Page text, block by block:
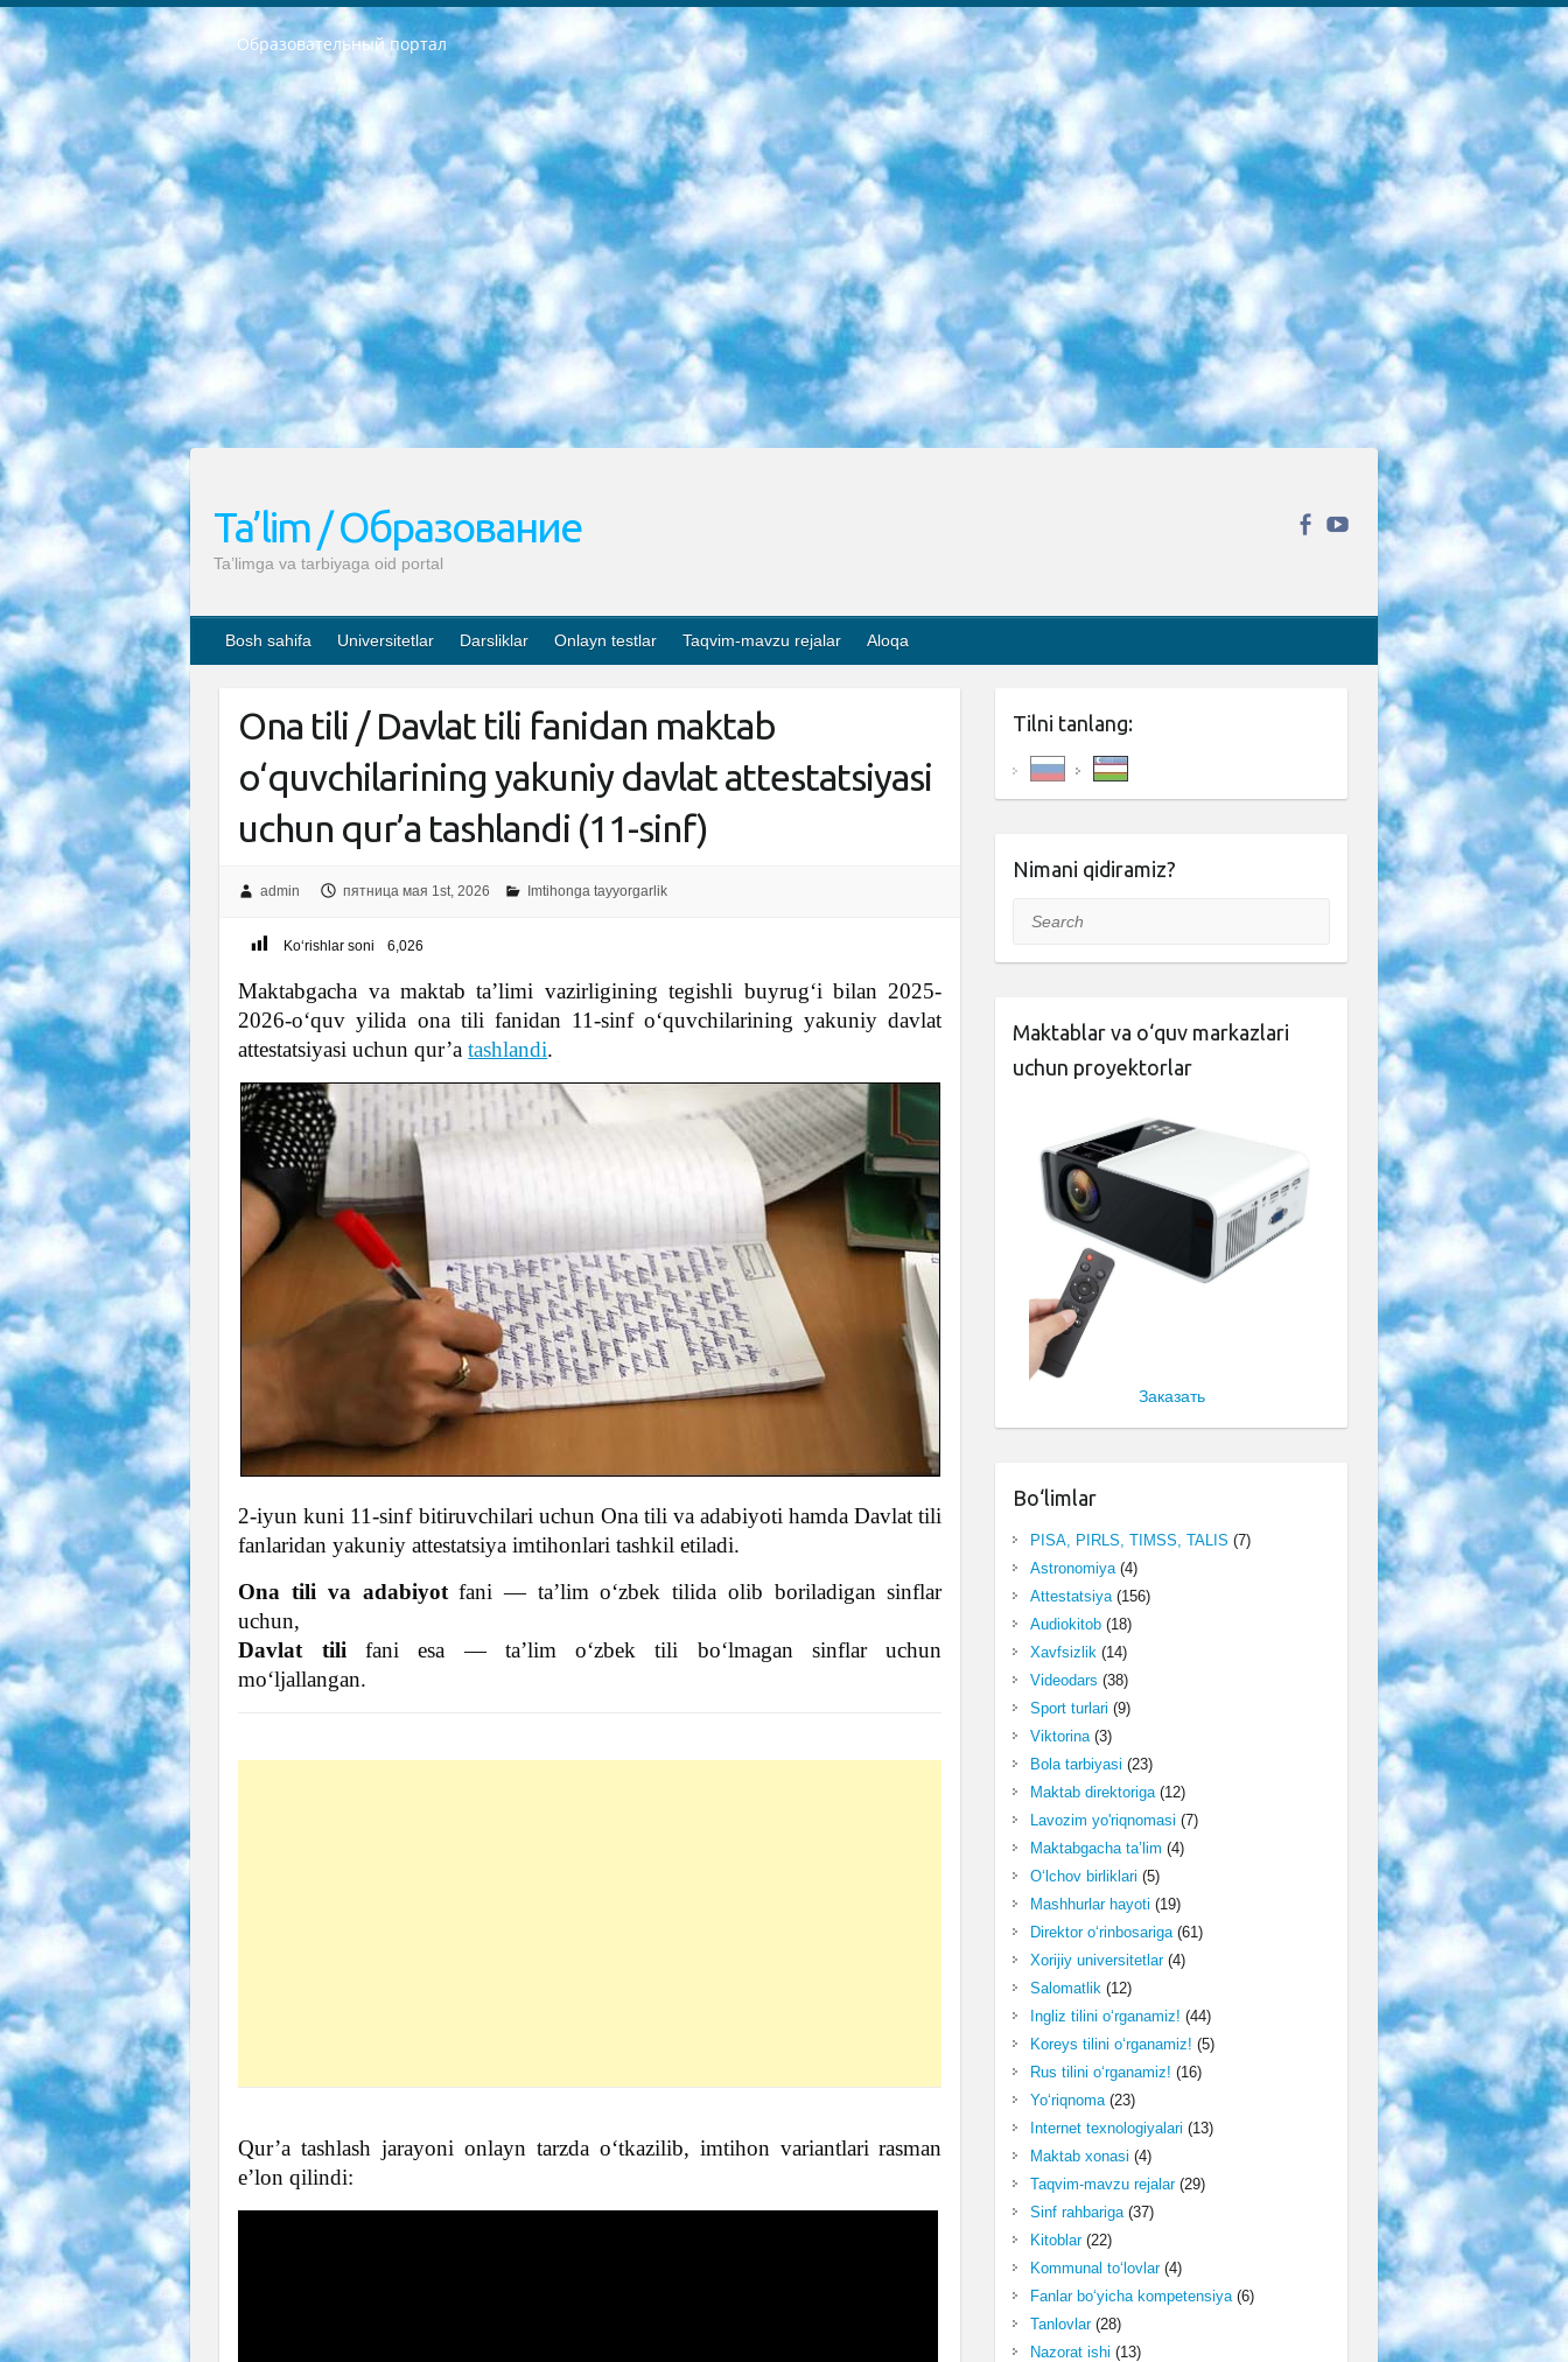
Образовательный портал
РЕСПУБЛИКА УЗБЕКИСТАН МИНИСТРЕРСТВО ДОШКОЛЬНОГО И ШКОЛЬНОГО ОБРАЗОВАНИЯ КОМАНДА в общеобразовательных учреждениях в 2023-2024 учебном году организация и проведение итоговой государственной аттестации обучающихся о Министра дошкольного и школьного образования Республики Узбекистан от 4 марта 2008 года (постановлением Минюста от 20 марта 2008 года № 1778 государственной регистрации) «Итоговое состояние учащихся общего среднего образования на основании положения об утверждении положения об аттестации общего среднего образования выпускной экзамен студентов в образовательных учреждениях в 2023-2024 учебном году В целях организации и прохождения аттестации приказываю: 1. Следующее: перечень предметов, по которым будет проводиться итоговая государственная аттестация и экзамен формы перевода согласно приложению 1; сертификаты международного образца, оценивающие уровень владения иностранными языками перечень согласно приложению 2; 2. Педагогический при специализированных образовательных учреждениях. научно-практический центр квалификации и международной оценки (Д.Давидова) 2024 г. До 25 марта: задания по предметам, по которым будет проводиться итоговая аттестация разработка и утверждение технических условий; итоговая аттестация на основании разработанного предметного задания разработка вопросов по предметам (устно и письменно), экзамен передача; общеобразовательные средние школы и специальные учебные заведения учащиеся выпускных классов школ и интернатов в агентской системе подготовка базы данных экзаменационных материалов и критериев оценки; перевод базы экзаменационных материалов на все языки обучения подать в Республиканский образовательный центр для изготовления; варианты экзаменов на основе разработанных контрольных материалов пусть будут поставлены задачи формирования. 3. Республиканский образовательный центр (Ш.Худайкулов) до 5 апреля 2024 года. до: база данных предоставленных экзаменационных материалов на все языки обучения перевод и экспертиза; для слепых, слабовидящих, глухих, слабослышащих и умственно отсталых детей учащиеся выпускных классов специализированных школ и школ-интернатов база данных экзаменационных материалов на всех преподаваемых языках подготовка критериев оценки; специализированные школы для умственно отсталых детей и технологии для учащихся выпускных классов школ-интернатов разработка соответствующих рекомендаций и критериев проведения ЕГЭ по естествознанию давать задания. 4. Педагогический при специализированных образовательных учреждениях. Научно-практический центр навыков и международной оценки (Д.Давидова), Республика образовательный центр (Худайкулов Ш.) итоговый государственный аттестационный экзамен ориентирован на творческое и логическое мышление при подготовке базы материалов учитывать введение заданий. 5. Следует отметить, что: сертификат государственного образца о знании общеобразовательного предмета и как минимум национальный уровень B1 по предметам на иностранных языках, указанным в Приложении 2. или международно признанный сертификат эквивалентного уровня студенты, изучающие определенный предмет, освобождаются от экзамена; по соответствующим предметам запланирована итоговая государственная аттестация за день до дня, путем жеребьевки Рабочей группой (в письменной форме по предметам, проводимым в форме) из числа сформированных вариантов выбрано 2 варианта; 2 выбранных варианта экзамена анонсированы на официальном сайте министерства и все выпускники по всей стране на основе этих вариантов проводит итоговую государственную аттестацию. 6. Государственное образование учащихся средних общеобразовательных учреждений. знания в соответствии с квалификационными требованиями, которые необходимо приобрести на основании стандартов итоговый (выпускной) контроль для 9 и 11 классов в целях тестирования Экзамены (далее – экзамены) состоят из предметов, перечисленных в приложении 1. будет сделано. 7. Экзамены пройдут с 26 мая по 15 июня 2024 г. (кроме науки физического воспитания). 8. Физическая для учащихся 9 классов общесредних образовательных учреждений. Экзамены по предмету «Образование, квалификация медицина» 1-6 мая 2024 года. сотрудники перевести под присмотр (с отклонениями в физическом или умственном развитии) специализированная школа для детей, школы-интернаты и со сколиозом школы-интернаты санаторного типа для больных детей исключены). 9. Он был слепым, слабовидящим и имел нарушения опорно-двигательного аппарата. экзамены в специализированных школах и интернатах для детей должны проводиться исходя из требований, предъявляемых к общеобразовательным учреждениям (физкультура кроме науки). 10. Специализированная школа для глухих и слабослышащих детей. и экзамены в интернатах и быть реализован в виде письменного теста по математике. 11. Специальность для умственно отсталых детей. Для 9 класса Родной язык и литературное письмо Государственный язык (язык обучения – узбекский). для неклассов) написано Математическое письмо Письменная/устная история Узбекистана Физическое воспитание практично Итоговый контроль Для 11 класса Написание родного языка и литературы (эссе) Математическое письмо Узбекский язык (обучение на узбекском языке) не посещающее общее среднее образование для учреждений)/Образовательное учреждение выбор письменный и устный Иностранный язык письменный/устный Письменная/устная история Узбекистана *По выбору студента:  Химия  Физика  Основы государственного права  География 10 бесплатных образовательных ресурсов - Мы составили подборку онлайн-проектов с интерактивными упражнениями, видеолекциями и статьями. Они помогут вам обрести новые и освежить старые знания бесплатно. 1. «ИНТУИТ» Старейшая образовательная площадка Рунета. Здесь вы найдёте сотни текстовых и видеокурсов на десятки различных тем — от программирования до психологии. Многие курсы подготовлены российскими университетами и крупными международными компаниями вроде Intel и Microsoft. Самостоятельное обучение бесплатное, но желающие могут оплатить услуги персональных наставников. 2. «Смартия» знакомит с актуальными профессиями и подсказывает, как им обучаться. Выбрав заинтересовавшую вас специальность — SMM-специалист, фотограф, веб-дизайнер или другую, — увидите список необходимых для неё умений. Чтобы вы могли освоить их самостоятельно, для каждого умения площадка отображает подборку ссылок на учебные материалы. Хотя «Смартия» ориентируется на русскоязычную аудиторию, часть контента всё же доступна только на английском. 3. «Лекторий Физтеха» Проект Московского физико-технического института (Физтеха). С его помощью вы можете смотреть онлайн серии лекций, записанные на видео в этом вузе. В числе доступных предметов — физика, биология, химия, информационные технологии и другие. К некоторым лекциям администрация ресурса прилагает готовые конспекты, которые можно скачивать в PDF-формате. 4. ITMOcourses Онлайн-площадка Санкт-Петербургского национального исследовательского университета информационных технологий, механики и оптики (ИТМО). Ресурс предоставляет свободный доступ к курсам, разработанным в этом вузе. Каталог материалов разбит на четыре категории: «Оптические системы и технологии», «Приборостроение и робототехника», «Информационные технологии» и «Биотехнологии». Курсы состоят из видеолекций, интерактивных демонстраций и заданий. 5. «КиберЛенинка» Электронная научная библиотека открытого доступа. Каталог площадки регулярно обрастает текстами статей из различных научных изданий. Сгруппированные по журналам и рубрикам публикации можно читать онлайн или скачивать целиком в PDF-формате. Проект нацелен на популяризацию науки за счёт открытого доступа к качественной информации. 6. «ПостНаука» На этом ресурсе публикуют подборки видеолекций, составленные экспертами из разных отраслей и объединённые общими темами. Среди них, к примеру, есть серии «Биоинформатика и геномика», «Культура средневековой Скандинавии» и Cinema Studies о теории кино. Каждая подборка лекций — логически связанная история, рассказанная экспертом от первого лица. Кроме того, на сайте появляются научно-образовательные статьи и тесты на разные темы. 7. «Newочём» Команда проекта «Newочём» отбирает самые интересные тексты из англоязычных СМИ и переводит те из них, за которые голосуют участники сообщества «ВКонтакте». По большей части это научно-популярные статьи. Редакторы придумывают лишь заголовки, в остальном содержание переводов соответствует оригиналам. Полные тексты можно читать прямо в социальной сети. 8. InternetUrok Онлайн-база материалов по основным дисциплинам школьной программы. Информация на сайте структурирована по классам, предметам и темам (урокам). Каждый урок состоит из видеолекций и конспектов. Есть также интерактивные тренажёры и тесты для закрепления пройденного материала. Даже если вы давно окончили школу, возможность повторить программу старших классов всегда может пригодиться. 9. Edutainme Ещё один ресурс об образовании. В отличие от Newtonew, как мне кажется, Edutainme больше ориентируется на представителей индустрии: педагогов, предпринимателей, разработчиков образовательных проектов. Но и любой, кто просто стремится к саморазвитию, найдёт на сайте много полезного и интересного для себя. Например, информацию о новых курсах и образовательных сервисах. 10. Newtonew Онлайн-медиа об образовании и обучении в широком смысле. Авторы Newtonew пишут об инструментах, заведениях, тактиках и стратегиях, которые помогают учить других и получать новые знания самостоятельно. На этой площадке вы найдёте новости, обзоры, аналитические мат
Ta’lim / Образование
Ta’limga va tarbiyaga oid portal
Bosh sahifa Universitetlar Darsliklar Onlayn testlar Taqvim-mavzu rejalar Aloqa
Ona tili / Davlat tili fanidan maktab
o‘quvchilarining yakuniy davlat attestatsiyasi
uchun qur’a tashlandi (11-sinf)
admin пятница мая 1st, 2026 Imtihonga tayyorgarlik
Ko‘rishlar soni 6,026
Maktabgacha va maktab taʼlimi vazirligining tegishli buyrugʻi bilan 2025-
2026-oʻquv yilida ona tili fanidan 11-sinf o‘quvchilarining yakuniy davlat
attestatsiyasi uchun qur’atashlandi.
2-iyun kuni 11-sinf bitiruvchilari uchun Ona tili va adabiyoti hamda Davlat tili
fanlaridan yakuniy attestatsiya imtihonlari tashkil etiladi.
Ona tili va adabiyotfani — ta’lim o‘zbek tilida olib boriladigan sinflar
uchun,
Davlat tilifani esa — ta’lim o‘zbek tili bo‘lmagan sinflar uchun
mo‘ljallangan.
Qur’a tashlash jarayoni onlayn tarzda o‘tkazilib, imtihon variantlari rasman
e’lon qilindi:
Tilni tanlang:
Nimani qidiramiz?
Search
Maktablar va o‘quv markazlari
uchun proyektorlar
Заказать
Bo‘limlar
PISA, PIRLS, TIMSS, TALIS (7)
Astronomiya(4)
Attestatsiya(156)
Audiokitob(18)
Xavfsizlik(14)
Videodars (38)
Sport turlari (9)
Viktorina(3)
Bola tarbiyasi (23)
Maktab direktoriga(12)
Lavozim yo'riqnomasi (7)
Maktabgacha ta’lim (4)
O‘lchov birliklari (5)
Mashhurlar hayoti (19)
Direktor o‘rinbosariga(61)
Xorijiy universitetlar(4)
Salomatlik(12)
Ingliz tilini o‘rganamiz! (44)
Koreys tilini o‘rganamiz! (5)
Rus tilini o‘rganamiz! (16)
Yo‘riqnoma(23)
Internet texnologiyalari (13)
Maktab xonasi (4)
Taqvim-mavzu rejalar(29)
Sinf rahbariga(37)
Kitoblar(22)
Kommunal to‘lovlar(4)
Fanlar bo‘yicha kompetensiya(6)
Tanlovlar(28)
Nazorat ishi (13)